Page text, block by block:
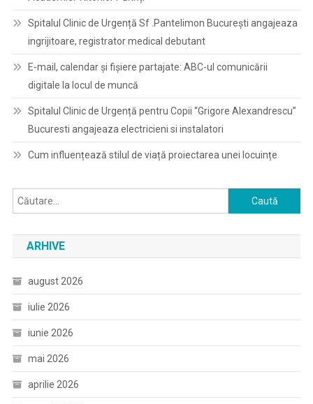
Spitalul Clinic de Urgență Sf .Pantelimon București angajeaza
ingrijitoare, registrator medical debutant
E-mail, calendar şi fişiere partajate: ABC-ul comunicării
digitale la locul de muncă
Spitalul Clinic de Urgență pentru Copii “Grigore Alexandrescu”
Bucuresti angajeaza electricieni si instalatori
Cum influențează stilul de viață proiectarea unei locuințe
Caută
după:
ARHIVE
august 2026
iulie 2026
iunie 2026
mai 2026
aprilie 2026